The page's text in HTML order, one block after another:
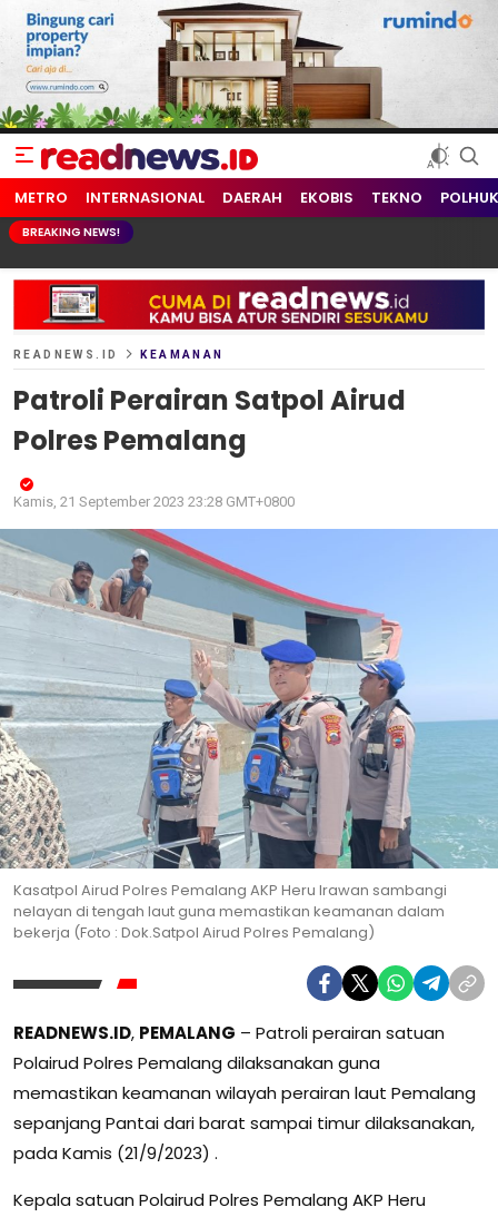
readnews.id
Berita Terkini, Update Terbaru Hari ini dari Indonesia dan Dunia
METRO INTERNASIONAL DAERAH EKOBIS TEKNO
BREAKING NEWS!
READNEWS.ID KEAMANAN
Patroli Perairan Satpol Airud
Polres Pemalang
Kamis, 21 September 2023 23:28 GMT+0800
Kasatpol Airud Polres Pemalang AKP Heru Irawan sambangi
nelayan di tengah laut guna memastikan keamanan dalam
bekerja (Foto : Dok.Satpol Airud Polres Pemalang)
READNEWS.ID, PEMALANG – Patroli perairan satuan
Polairud Polres Pemalang dilaksanakan guna
memastikan keamanan wilayah perairan laut Pemalang
sepanjang Pantai dari barat sampai timur dilaksanakan,
pada Kamis (21/9/2023) .
Kepala satuan Polairud Polres Pemalang AKP Heru